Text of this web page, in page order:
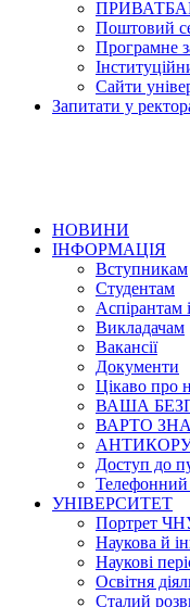
Поштовий
Програмне
Сайти
Запитати у
НОВИНИ
ІНФОРМАЦІЯ
Вступникам
Студентам
Аспірантам
Викладачам
Вакансії
Документи
Цікаво про
ВАША
ВАРТО
Доступ до
Телефонний
УНІВЕРСИТЕТ
Портрет
Наукова й
Наукові
Освітня
Сталий